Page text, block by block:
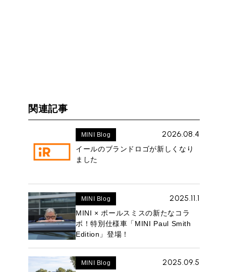
関連記事
MINI Blog 2026.08.4
イールのブランドロゴが新しくなり
ました
MINI Blog 2025.11.1
MINI × ポールスミスの新たなコラ
ボ！特別仕様車「MINI Paul Smith
Edition」登場！
MINI Blog 2025.09.5